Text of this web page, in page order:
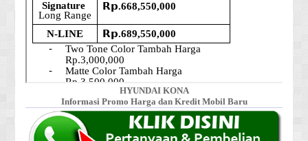
HYUNDAI KONA
Informasi Promo Harga dan Kredit Mobil Baru